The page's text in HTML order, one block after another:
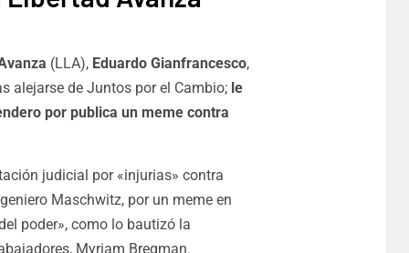
(LLA), Eduardo Gianfrancesco,
alejarse de Juntos por el Cambio; le
por publica un meme contra
judicial por «injurias» contra
Maschwitz, por un meme en
poder», como lo bautizó la
Myriam Bregman.